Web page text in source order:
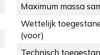
Maximum massa
Wettelijk
(voor)
Technisch